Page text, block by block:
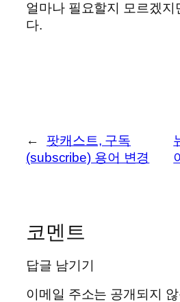
얼마나 필요할지 모르겠지
다.
←
팟캐스트, 구독
(subscribe) 용어 변경
코멘트
답글 남기기
이메일 주소는 공개되지